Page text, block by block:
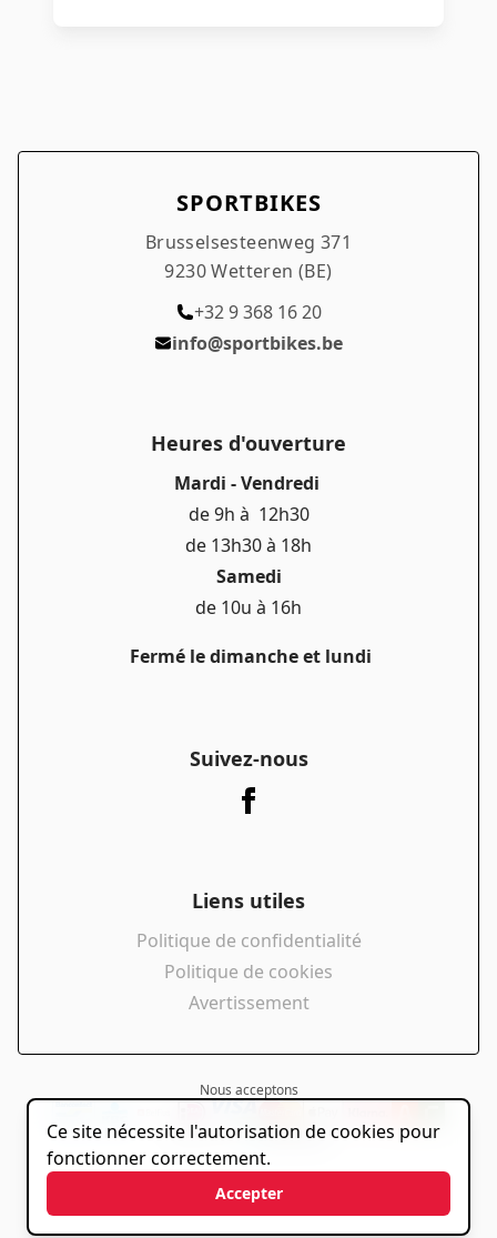
SPORTBIKES
Brusselsesteenweg 371
9230 Wetteren (BE)
+32 9 368 16 20
info@sportbikes.be
Heures d'ouverture
Mardi - Vendredi
de 9h à 12h30
de 13h30 à 18h
Samedi
de 10u à 16h
Fermé le dimanche et lundi
Suivez-nous
Liens utiles
Politique de confidentialité
Politique de cookies
Avertissement
Nous acceptons
powered by
Ce site nécessite l'autorisation de cookies pour
fonctionner correctement.
Accepter